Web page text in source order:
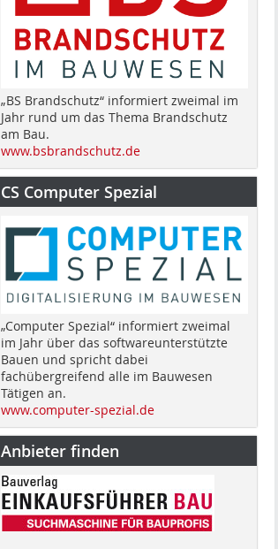
„BS Brandschutz“ informiert zweimal im
Jahr rund um das Thema Brandschutz
am Bau.
www.bsbrandschutz.de
CS Computer Spezial
„Computer Spezial“ informiert zweimal
im Jahr über das softwareunterstützte
Bauen und spricht dabei
fachübergreifend alle im Bauwesen
Tätigen an.
www.computer-spezial.de
Anbieter finden